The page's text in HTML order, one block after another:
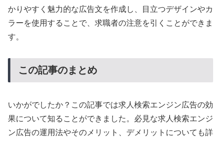
かりやすく魅力的な広告文を作成し、目立つデザインやカ
ラーを使用することで、求職者の注意を引くことができま
す。
この記事のまとめ
いかがでしたか？この記事では求人検索エンジン広告の効
果について知ることができました。必見な求人検索エンジ
ン広告の運用法やそのメリット、デメリットについても詳